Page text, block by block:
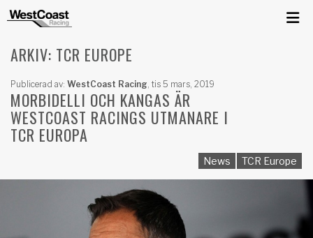
ARKIV: TCR EUROPE
Publicerad av: WestCoast Racing, tis 5 mars, 2019
MORBIDELLI OCH KANGAS ÄR
WESTCOAST RACINGS UTMANARE I
TCR EUROPA
News TCR Europe